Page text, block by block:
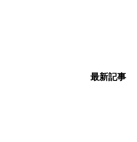
最新記事